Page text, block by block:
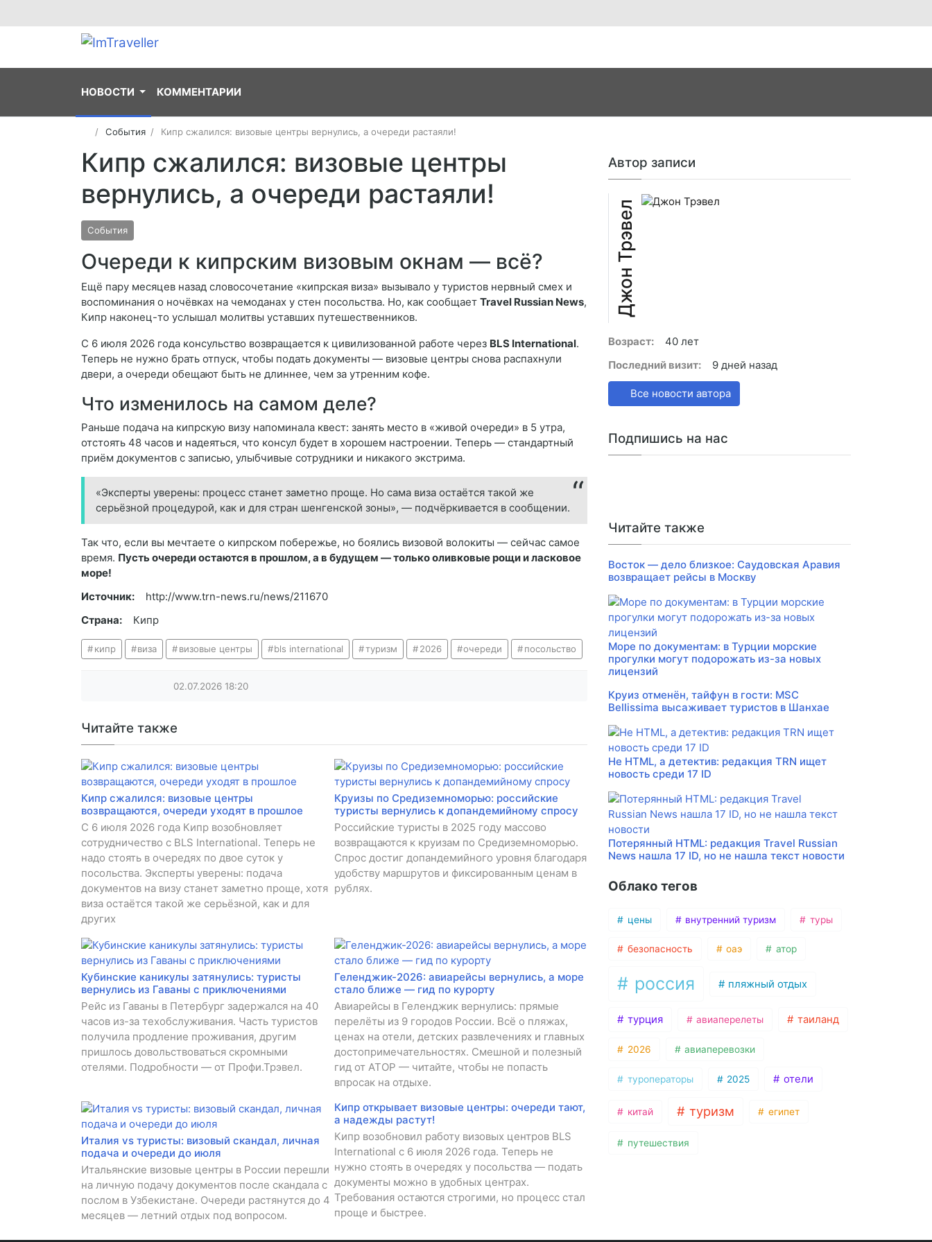
НОВОСТИ КОММЕНТАРИИ
События Кипр сжалился: визовые центры вернулись, а очереди растаяли!
Кипр сжалился: визовые центры
вернулись, а очереди растаяли!
События
Очереди к кипрским визовым окнам — всё?
Ещё пару месяцев назад словосочетание «кипрская виза» вызывало у туристов нервный смех и
воспоминания о ночёвках на чемоданах у стен посольства. Но, как сообщает Travel Russian News,
Кипр наконец-то услышал молитвы уставших путешественников.
С 6 июля 2026 года консульство возвращается к цивилизованной работе через BLS International.
Теперь не нужно брать отпуск, чтобы подать документы — визовые центры снова распахнули
двери, а очереди обещают быть не длиннее, чем за утренним кофе.
Что изменилось на самом деле?
Раньше подача на кипрскую визу напоминала квест: занять место в «живой очереди» в 5 утра,
отстоять 48 часов и надеяться, что консул будет в хорошем настроении. Теперь — стандартный
приём документов с записью, улыбчивые сотрудники и никакого экстрима.
«Эксперты уверены: процесс станет заметно проще. Но сама виза остаётся такой же
серьёзной процедурой, как и для стран шенгенской зоны», — подчёркивается в сообщении.
Так что, если вы мечтаете о кипрском побережье, но боялись визовой волокиты — сейчас самое
время. Пусть очереди остаются в прошлом, а в будущем — только оливковые рощи и ласковое
море!
Источник:
http://www.trn-news.ru/news/211670
Страна:
Кипр
кипр виза визовые центры bls international туризм 2026 очереди посольство
02.07.2026 18:20
Читайте также
Кипр сжалился: визовые центры
возвращаются, очереди уходят в прошлое
С 6 июля 2026 года Кипр возобновляет
сотрудничество с BLS International. Теперь не
надо стоять в очередях по двое суток у
посольства. Эксперты уверены: подача
документов на визу станет заметно проще, хотя
виза остаётся такой же серьёзной, как и для
других
Круизы по Средиземноморью: российские
туристы вернулись к допандемийному спросу
Российские туристы в 2025 году массово
возвращаются к круизам по Средиземноморью.
Спрос достиг допандемийного уровня благодаря
удобству маршрутов и фиксированным ценам в
рублях.
Кубинские каникулы затянулись: туристы
вернулись из Гаваны с приключениями
Рейс из Гаваны в Петербург задержался на 40
часов из-за техобслуживания. Часть туристов
получила продление проживания, другим
пришлось довольствоваться скромными
отелями. Подробности — от Профи.Трэвел.
Геленджик-2026: авиарейсы вернулись, а море
стало ближе — гид по курорту
Авиарейсы в Геленджик вернулись: прямые
перелёты из 9 городов России. Всё о пляжах,
ценах на отели, детских развлечениях и главных
достопримечательностях. Смешной и полезный
гид от АТОР — читайте, чтобы не попасть
впросак на отдыхе.
Италия vs туристы: визовый скандал, личная
подача и очереди до июля
Итальянские визовые центры в России перешли
на личную подачу документов после скандала с
послом в Узбекистане. Очереди растянутся до 4
месяцев — летний отдых под вопросом.
Кипр открывает визовые центры: очереди тают,
а надежды растут!
Кипр возобновил работу визовых центров BLS
International с 6 июля 2026 года. Теперь не
нужно стоять в очередях у посольства — подать
документы можно в удобных центрах.
Требования остаются строгими, но процесс стал
проще и быстрее.
Автор записи
Джон Трэвел
Возраст:
40 лет
Последний визит:
9 дней назад
Все новости автора
Подпишись на нас
Читайте также
Восток — дело близкое: Саудовская Аравия
возвращает рейсы в Москву
Море по документам: в Турции морские
прогулки могут подорожать из-за новых
лицензий
Круиз отменён, тайфун в гости: MSC
Bellissima высаживает туристов в Шанхае
Не HTML, а детектив: редакция TRN ищет
новость среди 17 ID
Потерянный HTML: редакция Travel Russian
News нашла 17 ID, но не нашла текст новости
Облако тегов
цены внутренний туризм туры
безопасность оаэ атор
россия пляжный отдых
турция авиаперелеты таиланд
2026 авиаперевозки
туроператоры 2025 отели
китай туризм египет
путешествия